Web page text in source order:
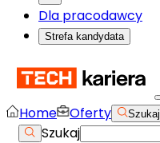
Dla pracodawcy
Strefa kandydata
Home Oferty Szukaj
Szukaj